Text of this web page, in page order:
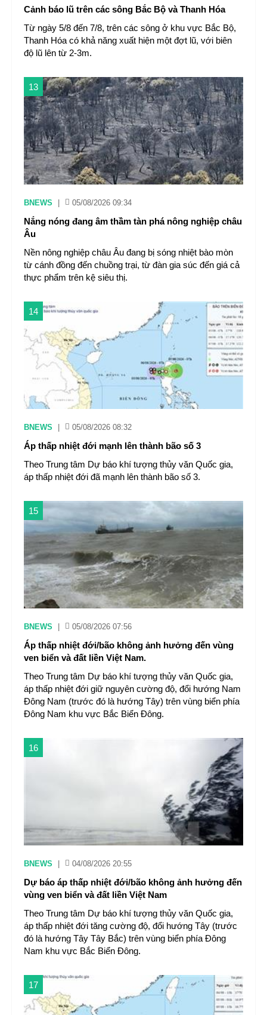
Cảnh báo lũ trên các sông Bắc Bộ và Thanh Hóa
Từ ngày 5/8 đến 7/8, trên các sông ở khu vực Bắc Bộ,
Thanh Hóa có khả năng xuất hiện một đợt lũ, với biên
độ lũ lên từ 2-3m.
13
BNEWS 05/08/2026 09:34
Nắng nóng đang âm thầm tàn phá nông nghiệp châu
Âu
Nền nông nghiệp châu Âu đang bị sóng nhiệt bào mòn
từ cánh đồng đến chuồng trại, từ đàn gia súc đến giá cả
thực phẩm trên kệ siêu thị.
14
BNEWS 05/08/2026 08:32
Áp thấp nhiệt đới mạnh lên thành bão số 3
Theo Trung tâm Dự báo khí tượng thủy văn Quốc gia,
áp thấp nhiệt đới đã mạnh lên thành bão số 3.
15
BNEWS 05/08/2026 07:56
Áp thấp nhiệt đới/bão không ảnh hưởng đến vùng
ven biển và đất liền Việt Nam.
Theo Trung tâm Dự báo khí tượng thủy văn Quốc gia,
áp thấp nhiệt đới giữ nguyên cường độ, đổi hướng Nam
Đông Nam (trước đó là hướng Tây) trên vùng biển phía
Đông Nam khu vực Bắc Biển Đông.
16
BNEWS 04/08/2026 20:55
Dự báo áp thấp nhiệt đới/bão không ảnh hưởng đến
vùng ven biển và đất liền Việt Nam
Theo Trung tâm Dự báo khí tượng thủy văn Quốc gia,
áp thấp nhiệt đới tăng cường độ, đổi hướng Tây (trước
đó là hướng Tây Tây Bắc) trên vùng biển phía Đông
Nam khu vực Bắc Biển Đông.
17